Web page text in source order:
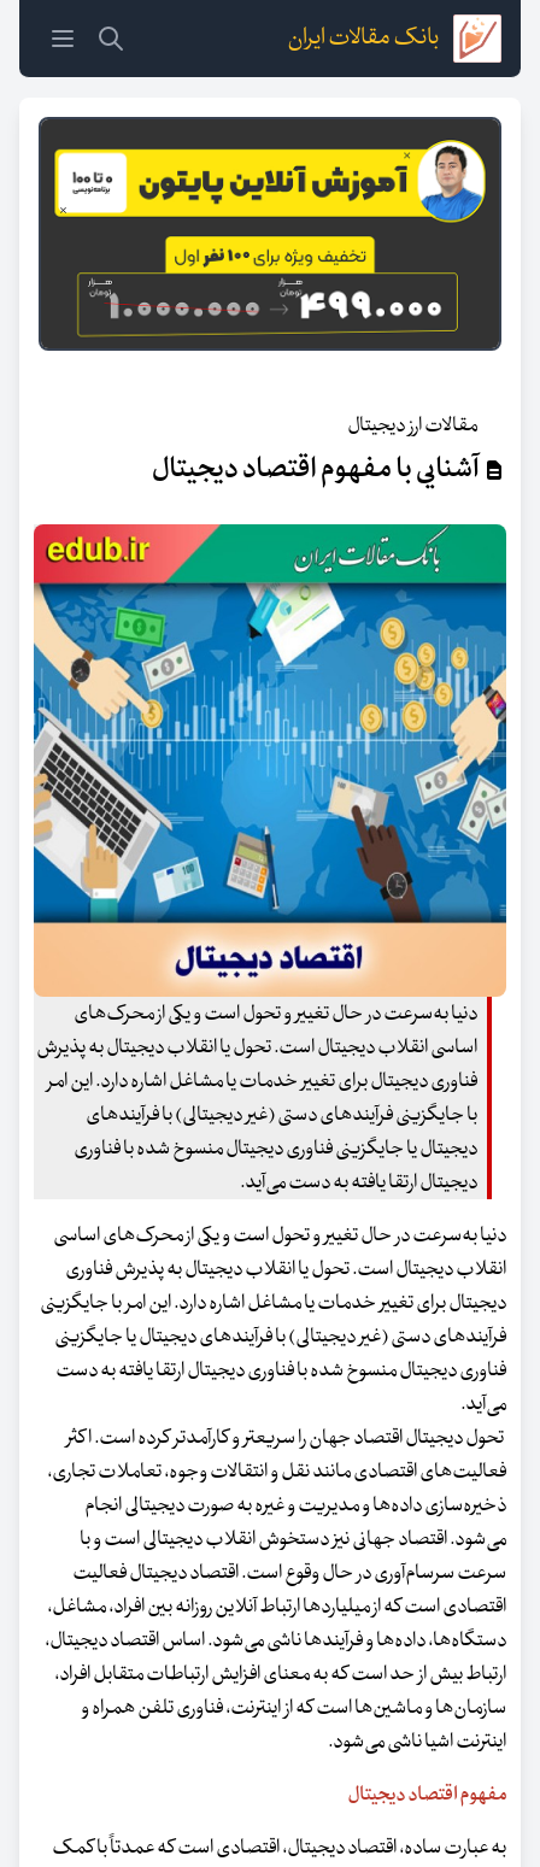
بانک مقالات ایران
مقالات ارز دیجیتال
آشنایی با مفهوم اقتصاد دیجیتال
دنیا به‌سرعت در حال تغییر و تحول است و یکی از محرک‌های
اساسی انقلاب دیجیتال است. تحول یا انقلاب دیجیتال به پذیرش
فناوری دیجیتال برای تغییر خدمات یا مشاغل اشاره دارد. این امر
با جایگزینی فرآیندهای دستی (غیر دیجیتالی) با فرآیندهای
دیجیتال یا جایگزینی فناوری دیجیتال منسوخ شده با فناوری
دیجیتال ارتقا یافته به دست می‌آید.
دنیا به‌سرعت در حال تغییر و تحول است و یکی از محرک‌های اساسی
انقلاب دیجیتال است. تحول یا انقلاب دیجیتال به پذیرش فناوری
دیجیتال برای تغییر خدمات یا مشاغل اشاره دارد. این امر با جایگزینی
فرآیندهای دستی (غیر دیجیتالی) با فرآیندهای دیجیتال یا جایگزینی
فناوری دیجیتال منسوخ شده با فناوری دیجیتال ارتقا یافته به دست
می‌آید.
تحول دیجیتال اقتصاد جهان را سریعتر و کارآمدتر کرده است. اکثر
فعالیت‌های اقتصادی مانند نقل و انتقالات وجوه، تعاملات تجاری،
ذخیره‌سازی داده‌ها و مدیریت و غیره به صورت دیجیتالی انجام
می‌شود. اقتصاد جهانی نیز دستخوش انقلاب دیجیتالی است و با
سرعت سرسام‌آوری در حال وقوع است. اقتصاد دیجیتال فعالیت
اقتصادی است که از میلیاردها ارتباط آنلاین روزانه بین افراد، مشاغل،
دستگاه‌ها، داده‌ها و فرآیندها ناشی می‌شود. اساس اقتصاد دیجیتال،
ارتباط بیش از حد است که به معنای افزایش ارتباطات متقابل افراد،
سازمان‌ها و ماشین‌ها است که از اینترنت، فناوری تلفن همراه و
اینترنت اشیا ناشی می‌شود.
مفهوم اقتصاد دیجیتال
به عبارت ساده، اقتصاد دیجیتال، اقتصادی است که عمدتاً با کمک